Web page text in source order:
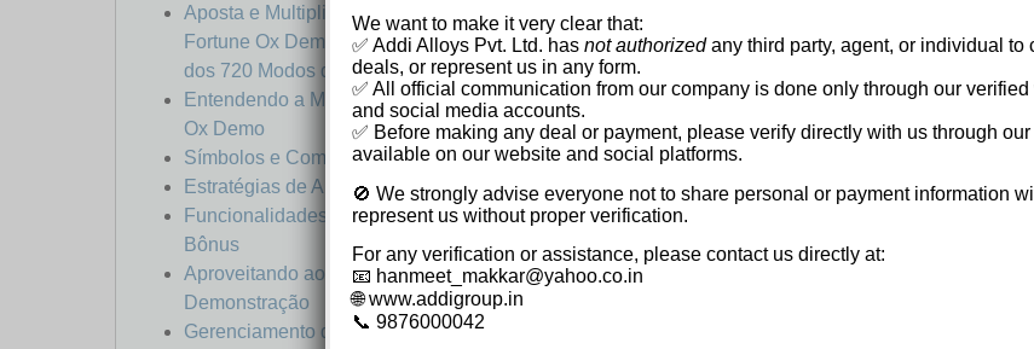
Aposta e Multiplica: Teste Grátis
Fortune Ox Demo e Sinta a Emoção
dos 720 Modos de Ganhar!
Entendendo a Mecânica do Fortune
Ox Demo
Símbolos e Combinações Vencedoras
Estratégias de Apostas
Funcionalidades Especiais e Rodadas
Bônus
Aproveitando ao Máximo o Modo
Demonstração
Gerenciamento de Banca Virtual
We want to make it very clear that:
✅ Addi Alloys Pvt. Ltd. has not authorizedany third party, agent, or individual to
deals, or represent us in any form.
✅ All official communication from our company is done only through our
and social media accounts.
✅ Before making any deal or payment, please verify directly with us through
available on our website and social platforms.
🚫 We strongly advise everyone not to share personal or payment information
represent us without proper verification.
For any verification or assistance, please contact us directly at:
📧 hanmeet_makkar@yahoo.co.in
🌐 www.addigroup.in
📞 9876000042